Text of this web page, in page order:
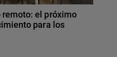
remoto: el próximo
para los